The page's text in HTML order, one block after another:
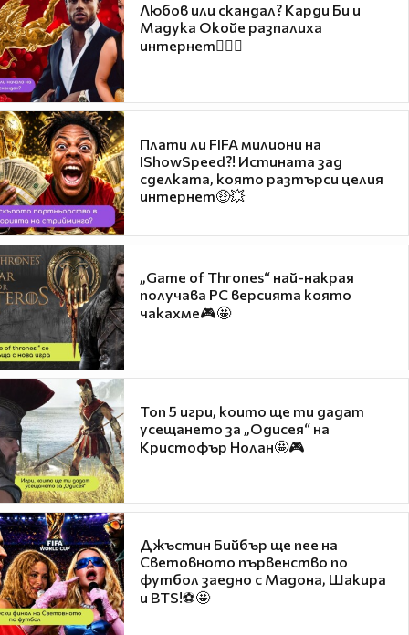
Любов или скандал? Карди Би и
Мадука Окойе разпалиха
интернет❤️‍🔥🔥
Плати ли FIFA милиони на
IShowSpeed?! Истината зад
сделката, която разтърси целия
интернет🤑💥
„Game of Thrones“ най-накрая
получава PC версията която
чакахме🎮🤩
Топ 5 игри, които ще ти дадат
усещането за „Одисея“ на
Кристофър Нолан🤩🎮
Джъстин Бийбър ще пее на
Световното първенство по
футбол заедно с Мадона, Шакира
и BTS!⚽🤩